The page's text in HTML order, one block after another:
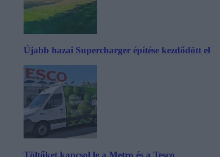
Újabb hazai Supercharger építése kezdődött el
Töltőket kapcsol le a Metro és a Tesco